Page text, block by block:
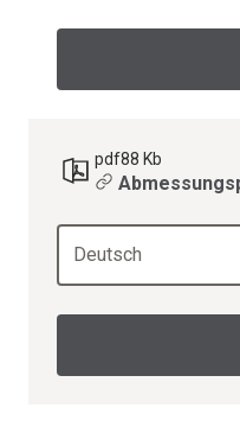
pdf88 Kb
Deutsch